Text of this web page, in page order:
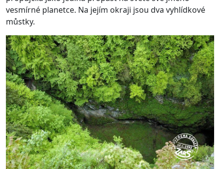
vesmírné planetce. Na jejím okraji jsou dva vyhlídkové
můstky.